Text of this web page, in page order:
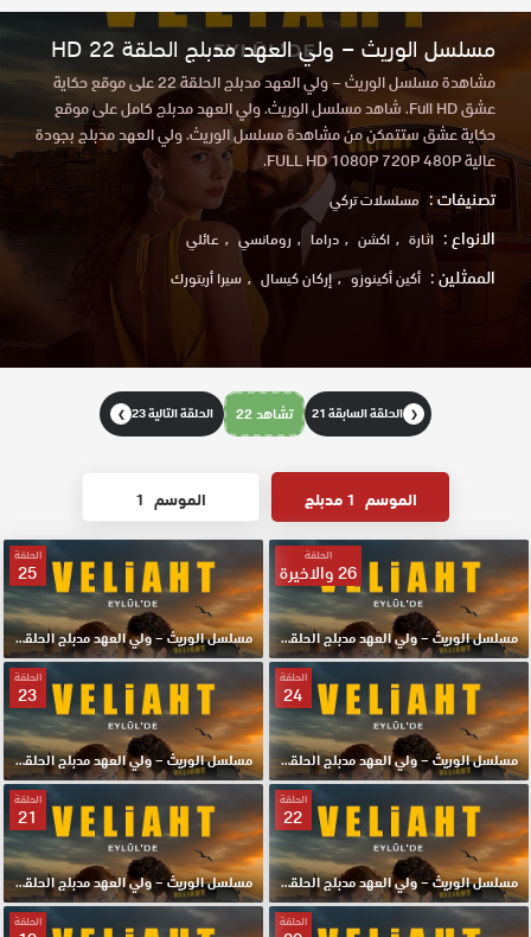
مسلسل الوريث – ولي العهد مدبلج الحلقة 22 HD
مشاهدة مسلسل الوريث – ولي العهد مدبلج الحلقة 22 على موقع حكاية
عشق Full HD. شاهد مسلسل الوريث. ولي العهد مدبلج كامل على موقع
حكاية عشق ستتمكن من مشاهدة مسلسل الوريث. ولي العهد مدبلج بجودة
عالية FULL HD 1080P 720P 480P.
تصنيفات : مسلسلات تركي
الانواع : اثارة اكشن دراما رومانسي عائلي
الممثلين : أكين أكينوزو إركان كيسال سيرا أريتورك
❮ الحلقة السابقة 21 تشاهد 22 الحلقة التالية 23 ❯
الموسم 1 مدبلج الموسم 1
الحلقة
26 والاخيرة
مسلسل الوريث – ولي العهد مدبلج الحلقة 26 والاخيرة HD
الحلقة
25
مسلسل الوريث – ولي العهد مدبلج الحلقة 25 HD
الحلقة
24
مسلسل الوريث – ولي العهد مدبلج الحلقة 24 HD
الحلقة
23
مسلسل الوريث – ولي العهد مدبلج الحلقة 23 HD
الحلقة
22
مسلسل الوريث – ولي العهد مدبلج الحلقة 22 HD
الحلقة
21
مسلسل الوريث – ولي العهد مدبلج الحلقة 21 HD
الحلقة الحلقة